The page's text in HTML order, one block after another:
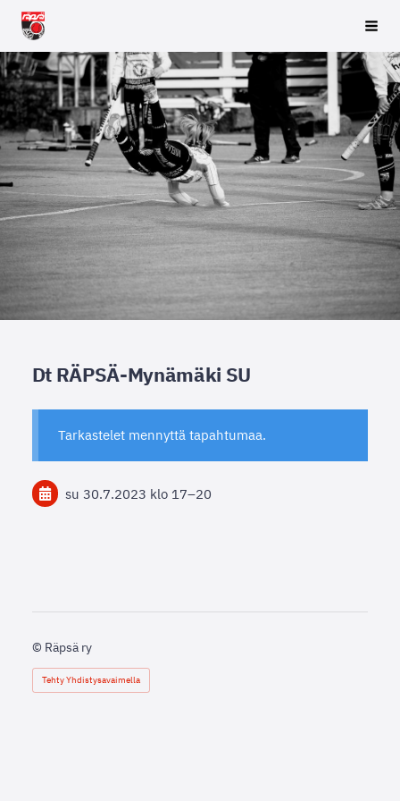
Siirry
sivun
sisältöön
Räpsä ry
Dt RÄPSÄ-Mynämäki SU
Tarkastelet mennyttä tapahtumaa.
su 30.7.2023 klo 17–20
© Räpsä ry
Tehty Yhdistysavaimella